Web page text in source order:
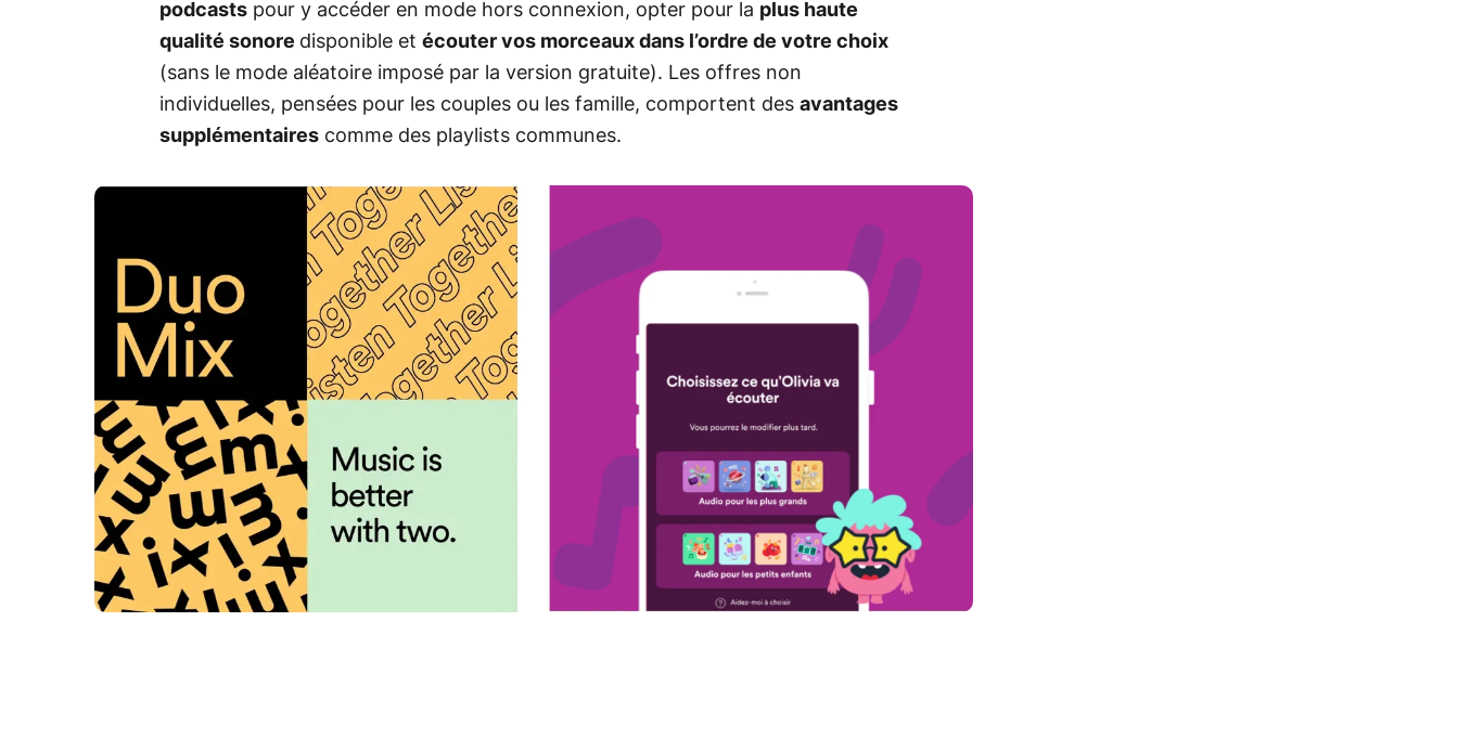
podcasts pour y accéder en mode hors connexion, opter pour la plus haute
qualité sonore disponible et écouter vos morceaux dans l’ordre de votre choix
(sans le mode aléatoire imposé par la version gratuite). Les offres non
individuelles, pensées pour les couples ou les famille, comportent des avantages
supplémentaires comme des playlists communes.